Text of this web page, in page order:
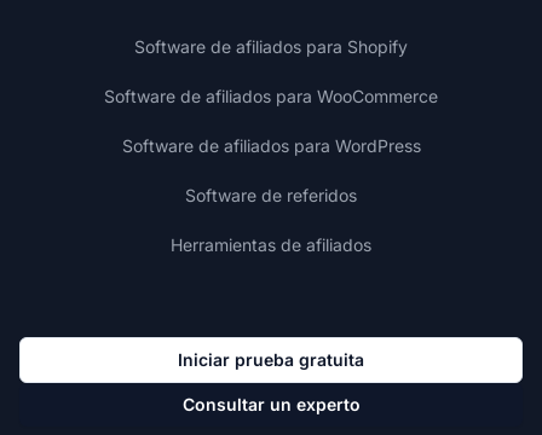
Software de afiliados para Shopify
Software de afiliados para WooCommerce
Software de afiliados para WordPress
Software de referidos
Herramientas de afiliados
Iniciar prueba gratuita
Consultar un experto